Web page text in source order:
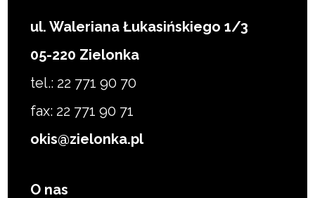
ul. Waleriana Łukasińskiego 1/3
05-220 Zielonka
tel.: 22 771 90 70
fax: 22 771 90 71
okis@zielonka.pl
O nas